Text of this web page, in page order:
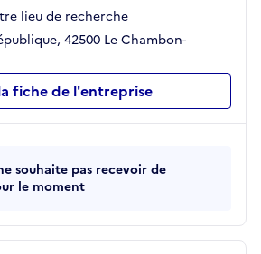
lieu de recherche
42500 Le Chambon-
fiche de l'entreprise
souhaite pas recevoir de
le moment